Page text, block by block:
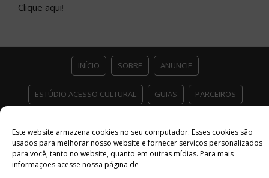
Este website armazena cookies no seu computador. Esses cookies são
usados ​​para melhorar nosso website e fornecer serviços personalizados
para você, tanto no website, quanto em outras mídias. Para mais
informações acesse nossa página de
Clique aqui!
INÍCIO SOBRE ANUNCIE
ESTÚDIO ACESSO CULTURAL GUIAS PARCEIROS
Facebook
TwitterInstagram
Youtube
Copyright 2026 Acesso Cultural - Arte, Cultura Pop e Entretenimento